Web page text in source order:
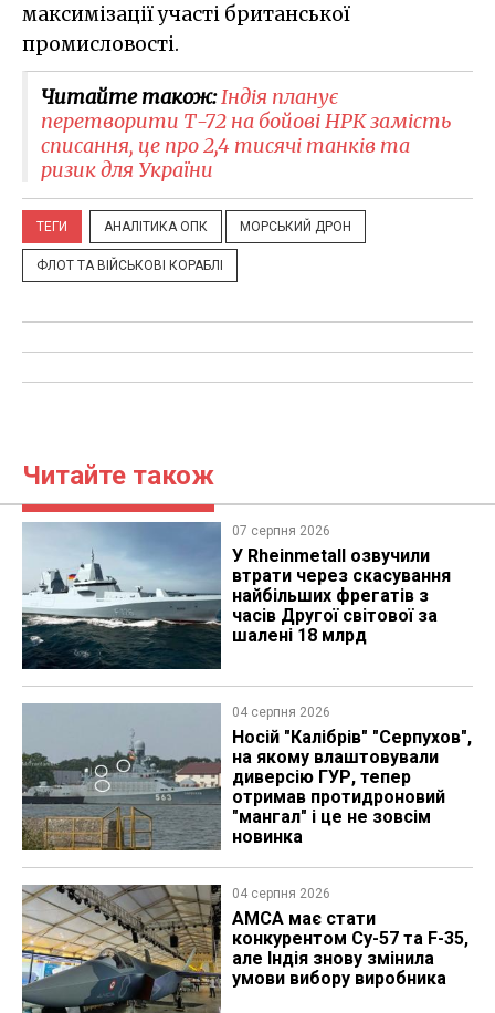
максимізації участі британської
промисловості.
Читайте також:Індія планує
перетворити Т-72 на бойові НРК замість
списання, це про 2,4 тисячі танків та
ризик для України
ТЕГИ АНАЛІТИКА ОПК МОРСЬКИЙ ДРОН
ФЛОТ ТА ВІЙСЬКОВІ КОРАБЛІ
Читайте також
07 серпня 2026
У Rheinmetall озвучили
втрати через скасування
найбільших фрегатів з
часів Другої світової за
шалені 18 млрд
04 серпня 2026
Носій "Калібрів" "Серпухов",
на якому влаштовували
диверсію ГУР, тепер
отримав протидроновий
"мангал" і це не зовсім
новинка
04 серпня 2026
AMCA має стати
конкурентом Су-57 та F-35,
але Індія знову змінила
умови вибору виробника